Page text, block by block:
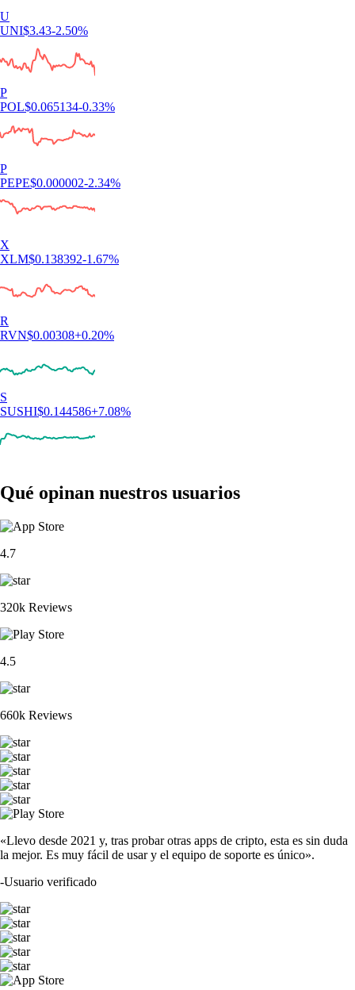
U
UNI$3.43-2.50%
P
POL$0.065134-0.33%
P
PEPE$0.000002-2.34%
X
XLM$0.138392-1.67%
R
RVN$0.00308+0.20%
S
SUSHI$0.144586+7.08%
Qué opinan nuestros usuarios
4.7
320k Reviews
4.5
660k Reviews
«Llevo desde 2021 y, tras probar otras apps de cripto, esta es sin duda
la mejor. Es muy fácil de usar y el equipo de soporte es único».
-Usuario verificado